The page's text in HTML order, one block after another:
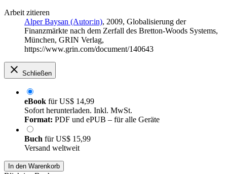
Arbeit zitieren
Alper Baysan (Autor:in), 2009, Globalisierung der
Finanzmärkte nach dem Zerfall des Bretton-Woods Systems,
München, GRIN Verlag,
https://www.grin.com/document/140643
Schließen
eBook fürUS$ 14,99
Sofort herunterladen. Inkl. MwSt.
Format: PDF und ePUB – für alle Geräte
Buch fürUS$ 15,99
Versand weltweit
In den Warenkorb